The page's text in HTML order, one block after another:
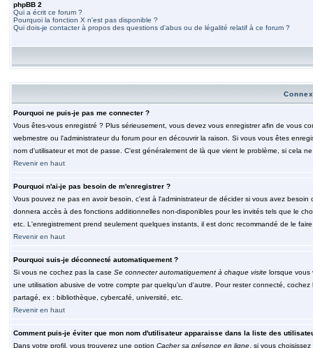
phpBB 2
Qui a écrit ce forum ?
Pourquoi la fonction X n'est pas disponible ?
Qui dois-je contacter à propos des questions d'abus ou de légalité relatif à ce forum ?
Pourquoi ne puis-je pas me connecter ?
Vous êtes-vous enregistré ? Plus sérieusement, vous devez vous enregistrer afin de vous
webmestre ou l'administrateur du forum pour en découvrir la raison. Si vous vous êtes
nom d'utilisateur et mot de passe. C'est généralement de là que vient le problème, si cela
Revenir en haut
Pourquoi n'ai-je pas besoin de m'enregistrer ?
Vous pouvez ne pas en avoir besoin, c'est à l'administrateur de décider si vous avez
donnera accès à des fonctions additionnelles non-disponibles pour les invités tels que le
etc. L'enregistrement prend seulement quelques instants, il est donc recommandé de le
Revenir en haut
Pourquoi suis-je déconnecté automatiquement ?
Si vous ne cochez pas la case Se connecter automatiquement à chaque visitelorsque vous
une utilisation abusive de votre compte par quelqu'un d'autre. Pour rester connecté,
partagé, ex : bibliothèque, cybercafé, université, etc.
Revenir en haut
Comment puis-je éviter que mon nom d'utilisateur apparaisse dans la liste des
Dans votre profil, vous trouverez une option Cacher sa présence en ligne, si vous choisissez